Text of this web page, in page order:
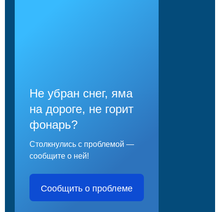
Не убран снег, яма
на дороге, не горит
фонарь?
Столкнулись с проблемой —
сообщите о ней!
Сообщить о проблеме